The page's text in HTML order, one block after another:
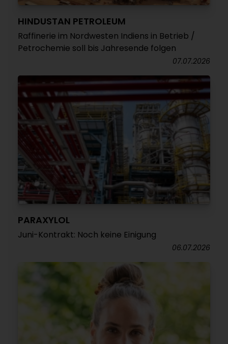
HINDUSTAN PETROLEUM
Raffinerie im Nordwesten Indiens in Betrieb /
Petrochemie soll bis Jahresende folgen
07.07.2026
PARAXYLOL
Juni-Kontrakt: Noch keine Einigung
06.07.2026